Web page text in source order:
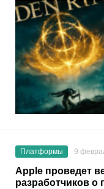
Платформы 9
Apple проведет
разработчиков о